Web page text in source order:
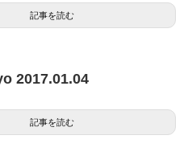
記事を読む
2017.01.04
記事を読む